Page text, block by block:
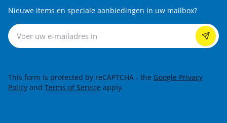
Nieuwe items en speciale aanbiedingen in uw mailbox?
Nieuwsbrief
This form is protected by reCAPTCHA - the Google Privacy
Policy and Terms of Service apply.